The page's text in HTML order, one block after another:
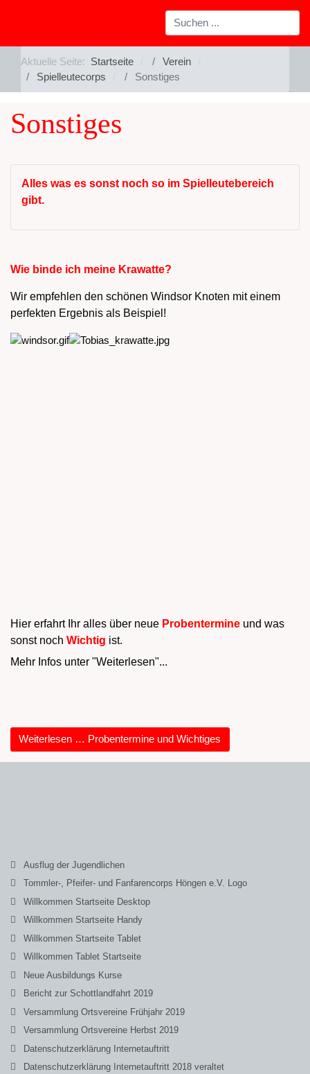
Aktuelle Seite: Startseite
Verein
Spielleutecorps
Sonstiges
Sonstiges
Alles was es sonst noch so im Spielleutebereich
gibt.
Wie binde ich meine Krawatte?
Wir empfehlen den schönen Windsor Knoten mit einem
perfekten Ergebnis als Beispiel!
Hier erfahrt Ihr alles über neue Probentermine und was
sonst noch Wichtig ist.
Mehr Infos unter "Weiterlesen"...
Weiterlesen … Probentermine und Wichtiges
Ausflug der Jugendlichen
Tommler-, Pfeifer- und Fanfarencorps Höngen e.V. Logo
Willkommen Startseite Desktop
Willkommen Startseite Handy
Willkommen Startseite Tablet
Willkommen Tablet Startseite
Neue Ausbildungs Kurse
Bericht zur Schottlandfahrt 2019
Versammlung Ortsvereine Frühjahr 2019
Versammlung Ortsvereine Herbst 2019
Datenschutzerklärung Internetauftritt
Datenschutzerklärung Internetauftritt 2018 veraltet